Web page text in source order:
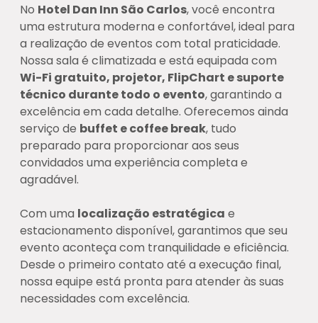
No Hotel Dan Inn São Carlos, você encontra
uma estrutura moderna e confortável, ideal para
a realização de eventos com total praticidade.
Nossa sala é climatizada e está equipada com
Wi-Fi gratuito, projetor, FlipChart e suporte
técnico durante todo o evento, garantindo a
excelência em cada detalhe. Oferecemos ainda
serviço de buffet e coffee break, tudo
preparado para proporcionar aos seus
convidados uma experiência completa e
agradável.
Com uma localização estratégica e
estacionamento disponível, garantimos que seu
evento aconteça com tranquilidade e eficiência.
Desde o primeiro contato até a execução final,
nossa equipe está pronta para atender às suas
necessidades com excelência.